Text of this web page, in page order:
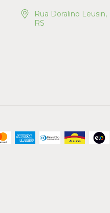
Rua Doralino
RS